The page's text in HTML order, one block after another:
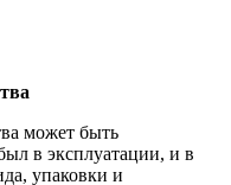
может быть
в эксплуатации, и в
упаковки и